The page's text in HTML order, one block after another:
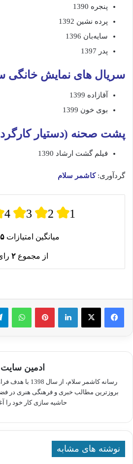
پنجره 1390
پرده نشین 1392
سایه‌بان 1396
پدر 1397
سریال های نمایش خانگی
آقازاده 1399
بوی خون 1399
پشت صحنه (دستیار
فیلم گشت ارشاد 1390
گردآوری:کاشمر سلام
4 3 2 1
میانگین امتیازات ۵
از مجموع ۲
لینکدین پینترستواتس آپ
ادمین سایت
رسانه کاشمر
بروزترین مطالب خبری و فرهنگی هنری در
حاشیه سازی کار خود را
نوشته های مشابه